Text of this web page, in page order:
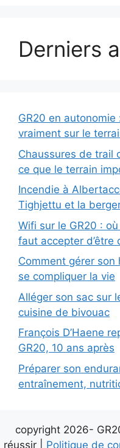
Derniers
GR20 en
vraiment sur le
Chaussures de trail
ce que le terrain
Incendie à
Tighjettu et la
Wifi sur le GR20 :
faut accepter d’être
Comment gérer son
se compliquer la vie
Alléger son sac sur
cuisine de bivouac
François D’Haene
GR20, 10 ans après
Préparer son
entraînement,
copyright 2026-
réussir | Politique de